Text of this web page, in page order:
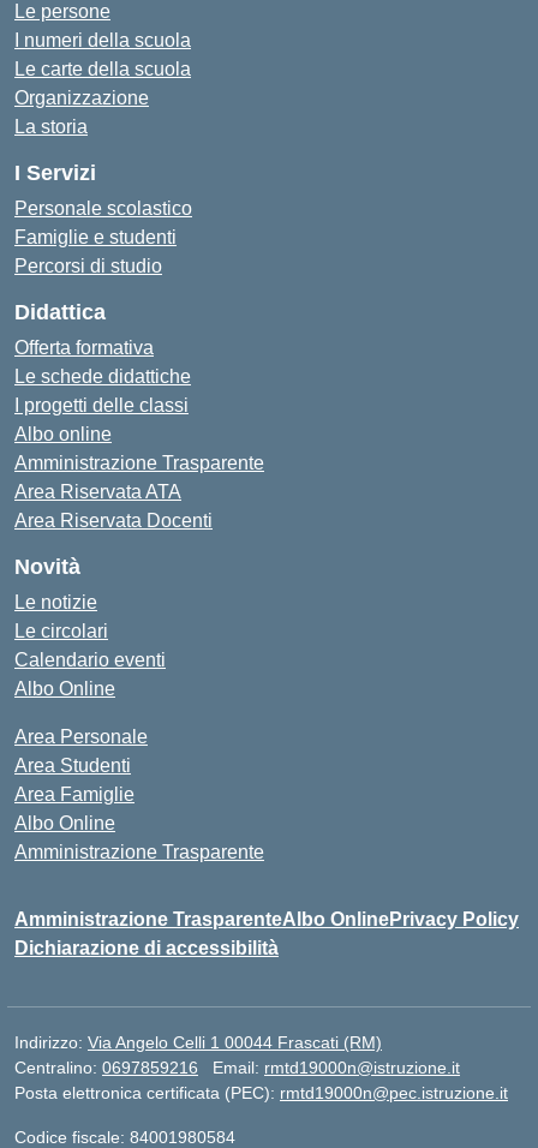
Le persone
I numeri della scuola
Le carte della scuola
Organizzazione
La storia
I Servizi
Personale scolastico
Famiglie e studenti
Percorsi di studio
Didattica
Offerta formativa
Le schede didattiche
I progetti delle classi
Albo online
Amministrazione Trasparente
Area Riservata ATA
Area Riservata Docenti
Novità
Le notizie
Le circolari
Calendario eventi
Albo Online
Area Personale
Area Studenti
Area Famiglie
Albo Online
Amministrazione Trasparente
Amministrazione TrasparenteAlbo OnlinePrivacy Policy
Dichiarazione di accessibilità
Indirizzo: Via Angelo Celli 1 00044 Frascati (RM)
Centralino: 0697859216 Email: rmtd19000n@istruzione.it
Posta elettronica certificata (PEC): rmtd19000n@pec.istruzione.it
Codice fiscale: 84001980584